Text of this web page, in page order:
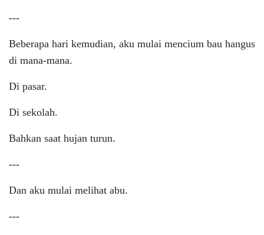
---
Beberapa hari kemudian, aku mulai mencium bau hangus
di mana-mana.
Di pasar.
Di sekolah.
Bahkan saat hujan turun.
---
Dan aku mulai melihat abu.
---